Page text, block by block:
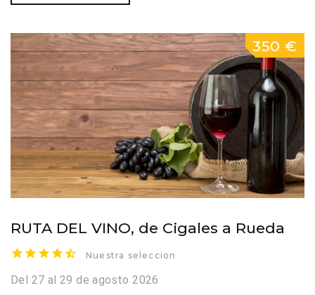
RUTA DEL VINO, de Cigales a Rueda
Nuestra seleccion
Del 27 al 29 de agosto 2026
350 €